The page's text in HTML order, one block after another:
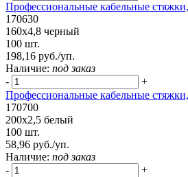
Профессиональные кабельные
170630
160х4,8 черный
100 шт.
198,16 руб./уп.
Наличие: под заказ
-
+
Профессиональные кабельные
170700
200х2,5 белый
100 шт.
58,96 руб./уп.
Наличие: под заказ
-
+